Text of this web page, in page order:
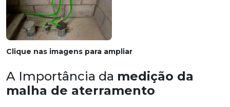
Clique nas imagens para ampliar
A Importância da medição da
malha de aterramento